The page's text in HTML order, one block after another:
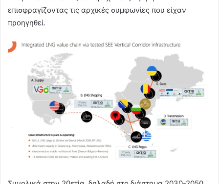
επισφραγίζοντας τις αρχικές συμφωνίες που είχαν
προηγηθεί.